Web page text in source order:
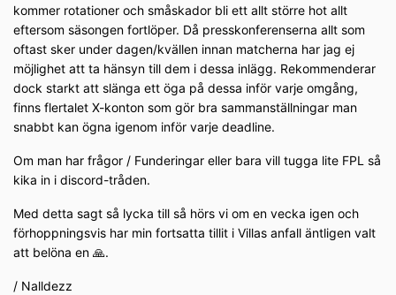
kommer rotationer och småskador bli ett allt större hot allt
eftersom säsongen fortlöper. Då presskonferenserna allt som
oftast sker under dagen/kvällen innan matcherna har jag ej
möjlighet att ta hänsyn till dem i dessa inlägg. Rekommenderar
dock starkt att slänga ett öga på dessa inför varje omgång,
finns flertalet X-konton som gör bra sammanställningar man
snabbt kan ögna igenom inför varje deadline.
Om man har frågor / Funderingar eller bara vill tugga lite FPL så
kika in i discord-tråden.
Med detta sagt så lycka till så hörs vi om en vecka igen och
förhoppningsvis har min fortsatta tillit i Villas anfall äntligen valt
att belöna en 🙏.
/ Nalldezz